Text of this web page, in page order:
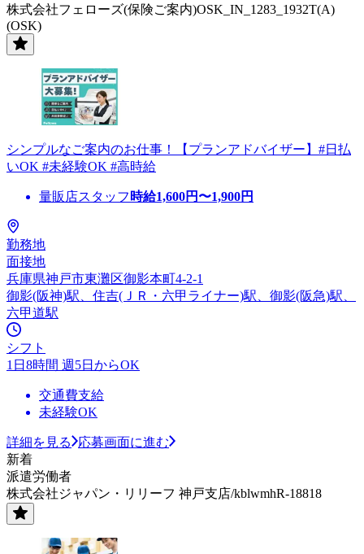
株式会社フェローズ(保険ご案内)OSK_IN_1283_1932T(A)
(OSK)
シンプルなご案内のお仕事！【プランアドバイザー】#日払
いOK #未経験OK #高時給
量販店スタッフ 時給1,600円〜1,900円
勤務地
面接地
兵庫県神戸市東灘区御影本町4-2-1
御影(阪神)駅、住吉(ＪＲ・六甲ライナー)駅、御影(阪急)駅、
六甲道駅
シフト
1日8時間 週5日からOK
交通費支給
未経験OK
詳細を見る
応募画面に進む
新着
派遣労働者
株式会社ジャパン・リリーフ 神戸支店/kblwmhR-18818